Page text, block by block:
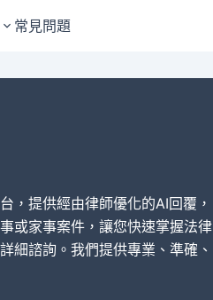
常見問題
，提供經由律師優化的AI回覆，
或家事案件，讓您快速掌握法律
細諮詢。我們提供專業、準確、